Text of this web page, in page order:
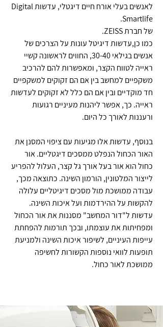
לאנשים בעלי אורח חיים דיגטלי, עדשות Digital
Smartlife.
של חברת ZEISS.
כמו כן,עדשות דיגיטל עונות על הצרכים של
אנשים בגילאי 30-40, החווים לראשונה קשיי
ראייה לטווח הקצר, ומאפשרות להם להרכיב
משקפיים למחשב בין אם הם זקוקים למשקפיים
חד מוקדיים ובין אם הם כלל לא זקוקים לעדשות
ראייה. כך, אפשר ליהנות מעיניים רגועות
ורעננות לאורך כל היום.
בנוסף, עדשות אלו מגיעות עם ציפוי המסנן את
האור הכחול הנפלט ממסכים דיגטליים. אור
כחול הוא אור בעל אורך גל קצר, העלול להפריע
לייצור המלטונין, הורמון השינה. כתוצאה מכך,
עבודה ממושכת מול מסכים דיגיטליים עלולה
להקשות על ההירדמות ועל איכות השינה.
עדשות ל"דור המחשב" מסננות את אור הכחול
ומפחיתות את עוצמתו, ובכך תורמות להפחתת
עייפות העיניים, לשיפור איכות השינה ולמניעת
תופעות לוואי נוספות הקשורות לחשיפה
ממושכת לאור כחול.